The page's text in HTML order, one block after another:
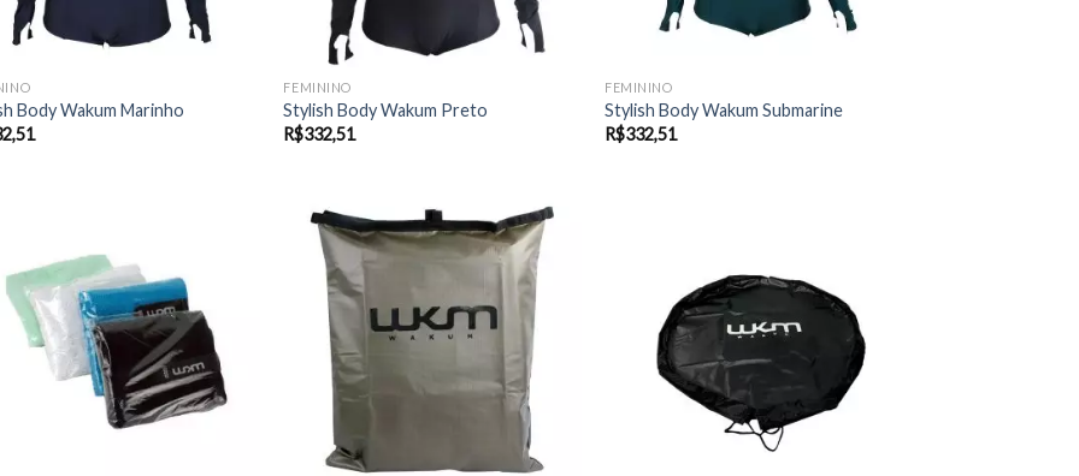
Body Wakum Marinho
FEMININO
Stylish Body Wakum Preto
R$332,51
FEMININO
Stylish Body Wakum Submarine
R$332,51